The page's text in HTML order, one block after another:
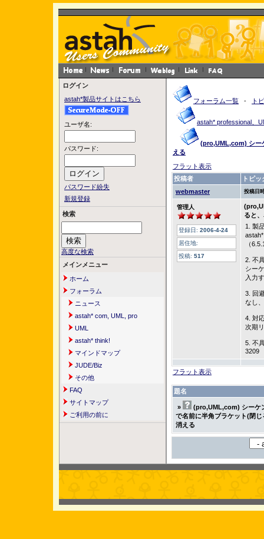
ログイン
astah*製品サイトはこちら
ユーザ名:
パスワード:
パスワード紛失
新規登録
検索
高度な検索
メインメニュー
ホーム
フォーラム
ニュース
astah* com, UML, pro
UML
astah* think!
マインドマップ
JUDE/Biz
その他
FAQ
サイトマップ
ご利用の前に
フォーラム一覧 - ト
astah* professional、
(pro,UML,com) シー
える
フラット表示
投稿者
トピッ
webmaster
投稿日
管理人
登録日: 2006-4-24
居住地:
投稿: 517
ると
1. 製
（
2. 不
シー
入力
3. 回
なし
4. 対
次期
5. 不
3209
フラット表示
題名
»
(pro,UML,com) シーケ
で名前に半角ブラケット(閉
消える